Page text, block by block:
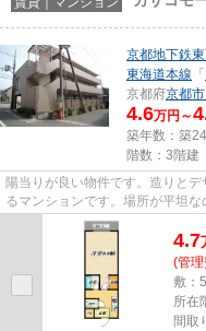
京都地下鉄
東海道本線 「
京都府京都
4.6万円～
築年数：築
階数：3階建
陽当りが良い物件です。造りと
るマンションです。場所が平坦
ですね。気になるイチオシ物...
4.7
(管
敷：
所在
間取